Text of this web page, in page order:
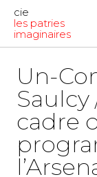
cie
les patries
imaginaires
Un-
Saulcy
cadre